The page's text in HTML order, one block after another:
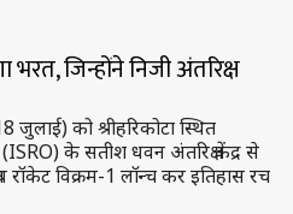
जिन्होंने निजी अंतरिक्ष
को श्रीहरिकोटा स्थित
के सतीश धवन अंतरिक्ष केंद्र से
रॉकेट विक्रम-1 लॉन्च कर इतिहास रच